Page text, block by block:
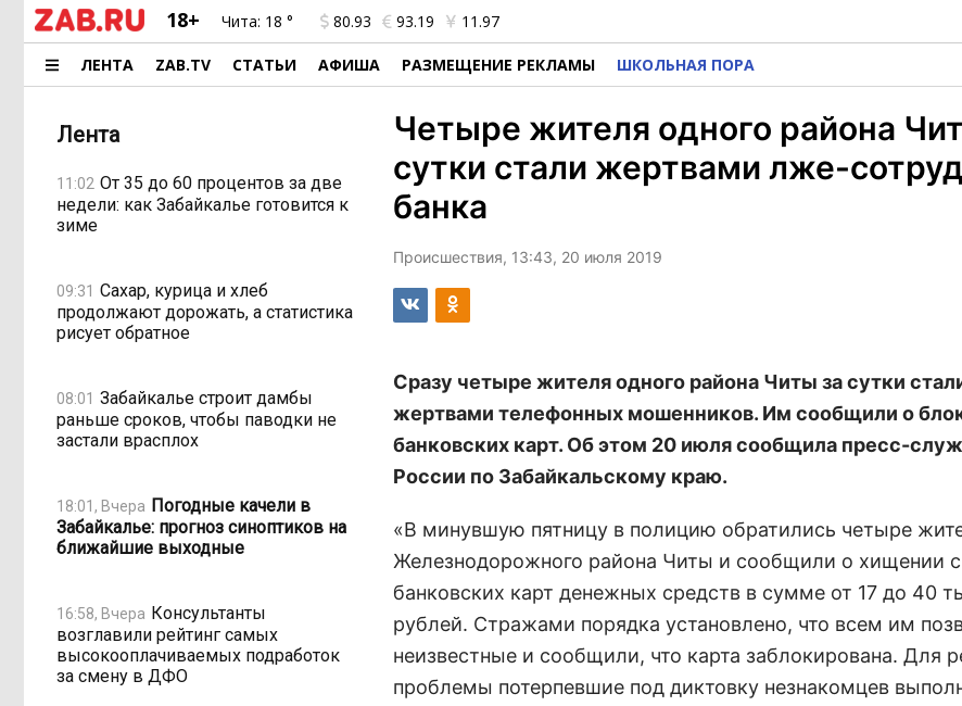
18+ Чита: 18 ° 80.93 93.19 11.97
ЛЕНТА ZAB.TV СТАТЬИ АФИША РАЗМЕЩЕНИЕ РЕКЛАМЫ ШКОЛЬНАЯ ПОРА
Лента
11:02 От 35 до 60 процентов за две
недели: как Забайкалье готовится к
зиме
09:31 Сахар, курица и хлеб
продолжают дорожать, а статистика
рисует обратное
08:01 Забайкалье строит дамбы
раньше сроков, чтобы паводки не
застали врасплох
18:01, Вчера Погодные качели в
Забайкалье: прогноз синоптиков на
ближайшие выходные
16:58, Вчера Консультанты
возглавили рейтинг самых
высокооплачиваемых подработок
за смену в ДФО
Четыре жителя одного района
сутки стали жертвами лже-
банка
Происшествия, 13:43, 20 июля 2019
Сразу четыре жителя одного района Читы за сутки
жертвами телефонных мошенников. Им сообщили о
банковских карт. Об этом 20 июля сообщила пресс-
России по Забайкальскому краю.
«В минувшую пятницу в полицию обратились четыре
Железнодорожного района Читы и сообщили о хищении с
банковских карт денежных средств в сумме от 17 до 40
рублей. Стражами порядка установлено, что всем им
неизвестные и сообщили, что карта заблокирована. Для
проблемы потерпевшие под диктовку незнакомцев